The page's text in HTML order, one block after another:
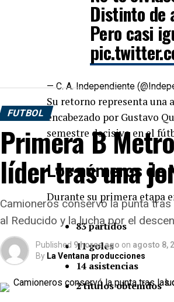
Distinto de
Pero casi
— C. A. Independiente
Su retorno representa
encabezado por Gustavo
semestre decisivo en el
Los números de
Durante su primera etapa
83 partidos
11 goles
14 asistencias
2 títulos obtenidos
FUTBOL
Primera B
líder tras una
Camioneros conservó la punta
al Reducido y la lucha por el
Published 9 horas ago on agosto 8,
By La Ventana producciones